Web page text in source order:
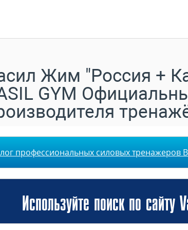
Жим "Россия +
GYM
профессиональных силовых тренажеров
Используйте поиск по сайту